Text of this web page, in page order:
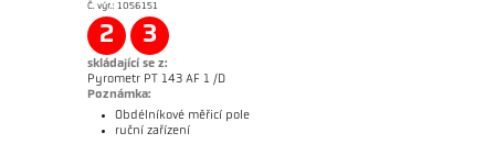
Č. výr.: 1056151
2 3
skládající se z:
Pyrometr PT 143 AF 1 /D
Poznámka:
Obdélníkové měřicí pole
ruční zařízení